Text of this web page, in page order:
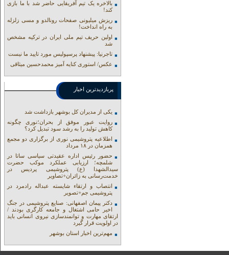
بالاخره یک تیم آفریقایی حاضر شد با ما بازی
کند!
ریزش میلیونی صفحات رونالدو و مسی زلزله
به راه انداخت!
اولین حریف تیم ملی ایران در ترکیه مشخص
شد
تاجرنیا: پیشنهاد پرسپولیس مورد تایید ما نیست
عکس/ استوری کنایه آمیز محمدحسین میثاقی
پربازدیدترین اخبار
یکی از مدیران کل بوشهر بازداشت شد
روایت عبور موفق از بحران؛نوری چگونه
کاهش تولید را به رشد سود تبدیل کرد؟
اطلاعیه پتروشیمی نوری از برگزاری دو مجمع
همزمان در ۱۸ مرداد
حضور رئیس اداره عقیدتی سیاسی ساتا در
شلمچه؛ ارزیابی عملکرد موکب حضرت
سیدالشهدا (ع) پتروشیمی پردیس در
خدمت‌رسانی به زائران+تصاویر
انتصاب و ارتقاء شایسته عبداله رادمرد در
پتروشیمی جم+تصویر
دکتر پیمان اصفهانی: صنایع پتروشیمی در جنگ
اخیر حامی اشتغال و جامعه کارگری بودند /
ارتقای مهارت و توانمندسازی نیروی انسانی باید
در اولویت قرار گیرد
مهم‌ترین اخبار استان بوشهر